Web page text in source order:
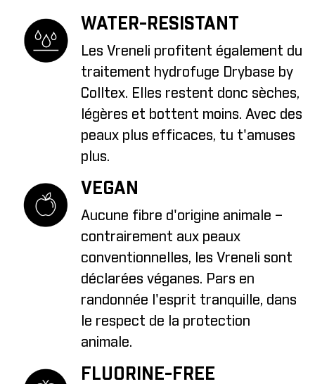
WATER-RESISTANT
Les Vreneli profitent également du
traitement hydrofuge Drybase by
Colltex. Elles restent donc sèches,
légères et bottent moins. Avec des
peaux plus efficaces, tu t'amuses
plus.
VEGAN
Aucune fibre d'origine animale –
contrairement aux peaux
conventionnelles, les Vreneli sont
déclarées véganes. Pars en
randonnée l'esprit tranquille, dans
le respect de la protection
animale.
FLUORINE-FREE